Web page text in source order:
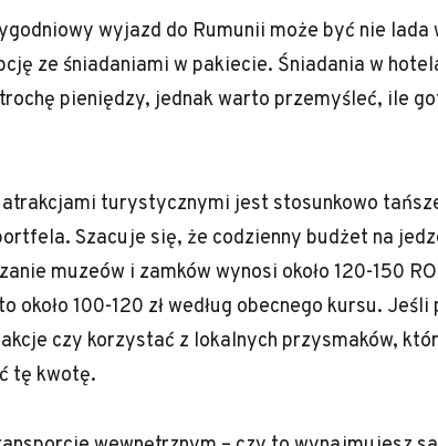
wyjazd do Rumunii może być nie lada
ze śniadaniami w pakiecie. Śniadania w
pieniędzy, jednak warto przemyśleć, ile
atrakcjami turystycznymi jest stosunkowo
Szacuje się, że codzienny budżet na
muzeów i zamków wynosi około 120-150
około 100-120 zł według obecnego kursu.
czy korzystać z lokalnych przysmaków,
tę kwotę.